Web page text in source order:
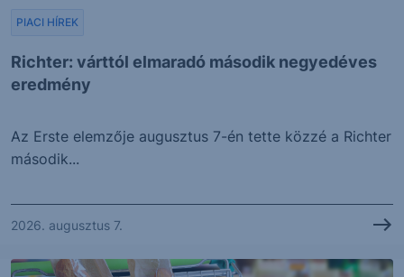
Richter: várttól elmaradó második negyedéves
eredmény
PIACI HÍREK
Az Erste elemzője augusztus 7-én tette közzé a Richter
második...
2026. augusztus 7.